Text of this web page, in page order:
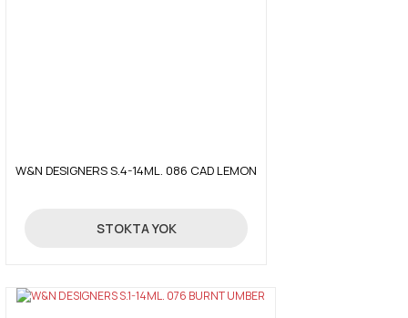
Gönder
W&N DESIGNERS S.4-14ML. 086 CAD LEMON
99,00 TL
STOKTA YOK